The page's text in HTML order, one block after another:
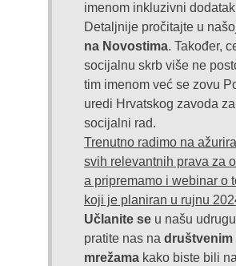
imenom inkluzivni
Detaljnije pročitajte u
na Novostima. Također,
socijalnu skrb više ne
tim imenom već se zovu
uredi Hrvatskog zavoda za
socijalni rad.
Trenutno radimo na
svih relevantnih prava za
a pripremamo i webinar o
koji je planiran u rujnu
Učlanite se u našu
pratite nas na društvenim
mrežama kako biste bili na